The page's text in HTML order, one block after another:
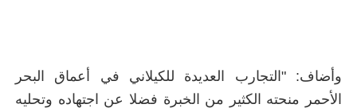
وأضاف: "التجارب العديدة للكيلاني في أعماق البحر
الأحمر منحته الكثير من الخبرة فضلا عن اجتهاده وتحليه